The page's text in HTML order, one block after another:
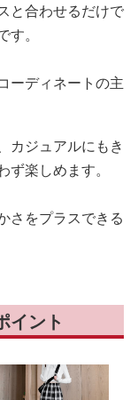
と合わせるだけで
す。
ーディネートの主
カジュアルにもき
楽しめます。
さをプラスできる
イント